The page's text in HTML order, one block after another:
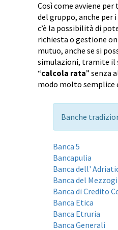
Così come avviene
del gruppo, anche per
c’è la possibilità di
richiesta o gestione
mutuo, anche se si
simulazioni, tramite il
“calcola rata” senza
modo molto semplice
Banche
Banca 5
Bancapulia
Banca dell'
Banca del
Banca di Credito
Banca Etica
Banca Etruria
Banca Generali